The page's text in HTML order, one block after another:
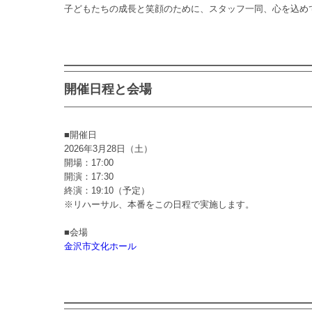
子どもたちの成長と笑顔のために、スタッフ一同、心を込め
開催日程と会場
■開催日
2026年3月28日（土）
開場：17:00
開演：17:30
終演：19:10（予定）
※リハーサル、本番をこの日程で実施します。
■会場
金沢市文化ホール